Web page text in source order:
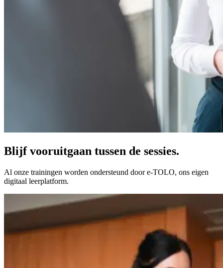
Blijf vooruitgaan tussen de sessies.
Al onze trainingen worden ondersteund door e-TOLO, ons eigen
digitaal leerplatform.